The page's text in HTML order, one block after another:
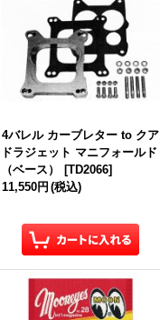
4バレル カーブレター to クア
ドラジェット マニフォールド
（ベース）
[TD2066]
11,550円 (税込)